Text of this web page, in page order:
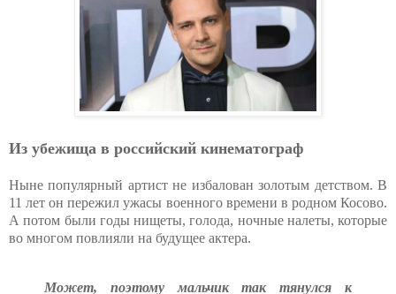
Из убежища в российский кинематограф
Ныне популярный артист не избалован золотым детством. В
11 лет он пережил ужасы военного времени в родном Косово.
А потом были годы нищеты, голода, ночные налеты, которые
во многом повлияли на будущее актера.
Может, поэтому мальчик так тянулся к